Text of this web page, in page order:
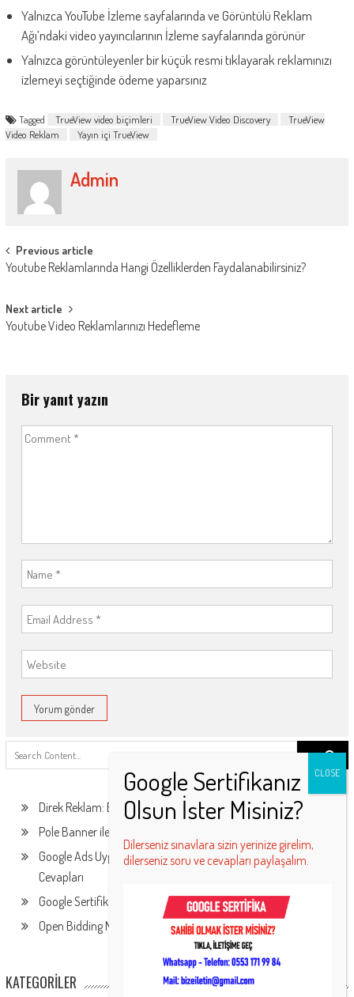
Yalnızca YouTube İzleme sayfalarında ve Görüntülü Reklam
Ağı’ndaki video yayıncılarının İzleme sayfalarında görünür
Yalnızca görüntüleyenler bir küçük resmi tıklayarak reklamınızı
izlemeyi seçtiğinde ödeme yaparsınız
Tagged TrueView video biçimleri TrueView Video Discovery
TrueView
Video Reklam
Yayın içi TrueView
Admin
Post
navigation
Previous article
Youtube Reklamlarında Hangi Özelliklerden Faydalanabilirsiniz?
Next article
Youtube Video Reklamlarınızı Hedefleme
Bir yanıt yazın
Search
Direk Reklam: Ekonomik ve Etkili Tanıtım Çözümü!
Pole Banner ile Uygun Fiyat Avantajını Kaçırmayın!
Google Ads Uygulamaları Sertifika Programı Sınav Soruları ve
Cevapları
Google Sertifika Alma – Ücretsiz Google Sertifikaları
Open Bidding Nedir? Ne İşe Yarar?
KATEGORILER
Dilerseniz sınavlara sizin yerinize girelim,
dilerseniz soru ve cevapları paylaşalım.